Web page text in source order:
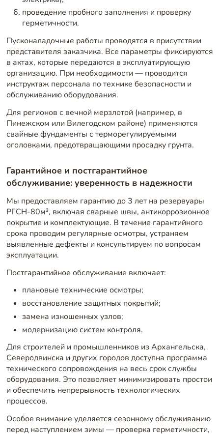
проведение пробного заполнения и проверку
герметичности.
Пусконаладочные работы проводятся в присутствии
представителя заказчика. Все параметры фиксируются
в актах, которые передаются в эксплуатирующую
организацию. При необходимости — проводится
инструктаж персонала по технике безопасности и
обслуживанию оборудования.
Для регионов с вечной мерзлотой (например, в
Пинежском или Вилегодском районе) применяются
свайные фундаменты с терморегулируемыми
оголовками, предотвращающими просадку грунта.
Гарантийное и постгарантийное
обслуживание: уверенность в надежности
Мы предоставляем гарантию до 3 лет на резервуары
РГСН-80м³, включая сварные швы, антикоррозионное
покрытие и комплектующие. В течение гарантийного
срока проводим регулярные осмотры, устраняем
выявленные дефекты и консультируем по вопросам
эксплуатации.
Постгарантийное обслуживание включает:
плановые технические осмотры;
восстановление защитных покрытий;
замена изношенных узлов;
модернизацию систем контроля.
Для строителей и промышленников из Архангельска,
Северодвинска и других городов доступна программа
технического сопровождения на весь срок службы
оборудования. Это позволяет минимизировать простои
и обеспечить непрерывность технологических
процессов.
Особое внимание уделяется сезонному обслуживанию
перед наступлением зимы — проверка герметичности,